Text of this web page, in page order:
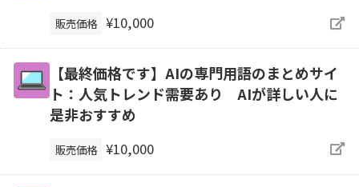
販売価格 ¥10,000
【最終価格です】AIの専門用語のまとめサイ
ト：人気トレンド需要あり AIが詳しい人に
是非おすすめ
販売価格 ¥10,000